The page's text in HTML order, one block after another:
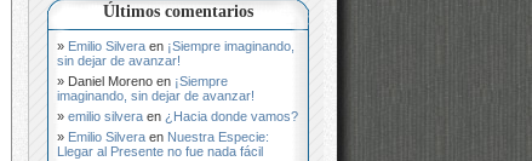
Últimos comentarios
Emilio Silvera en ¡Siempre imaginando,
sin dejar de avanzar!
Daniel Moreno en ¡Siempre
imaginando, sin dejar de avanzar!
emilio silvera en ¿Hacia donde vamos?
Emilio Silvera en Nuestra Especie:
Llegar al Presente no fue nada fácil